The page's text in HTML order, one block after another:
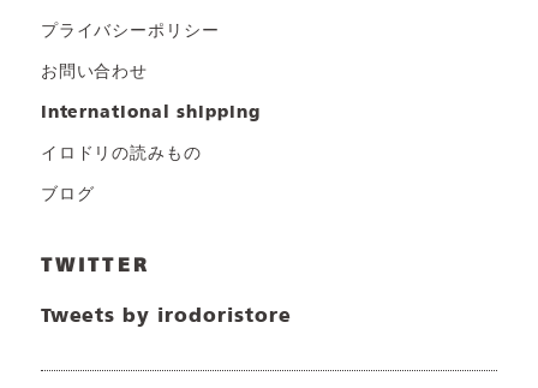
プライバシーポリシー
お問い合わせ
international shipping
イロドリの読みもの
ブログ
TWITTER
Tweets by irodoristore